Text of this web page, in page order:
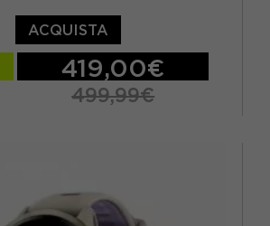
ACQUISTA
419,00€
499,99€